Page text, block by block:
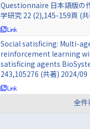
Questionnaire 日本語版の
学研究 22 (2),145-159頁 (
Social satisficing: Multi-
reinforcement learning
satisﬁcing agents
243,105276 (共著) 2024/09
全件